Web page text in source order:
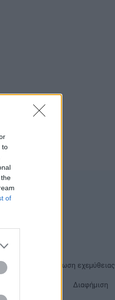
to
of
χρήσης Δήλωση εχεμύθειας
Διαφήμιση